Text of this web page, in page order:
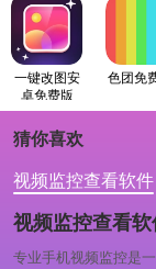
一键改图安
卓免费版
色团免
猜你喜欢
视频监控查看软件
专业做婚礼策划的软
视频监控查看
专业手机视频监控是